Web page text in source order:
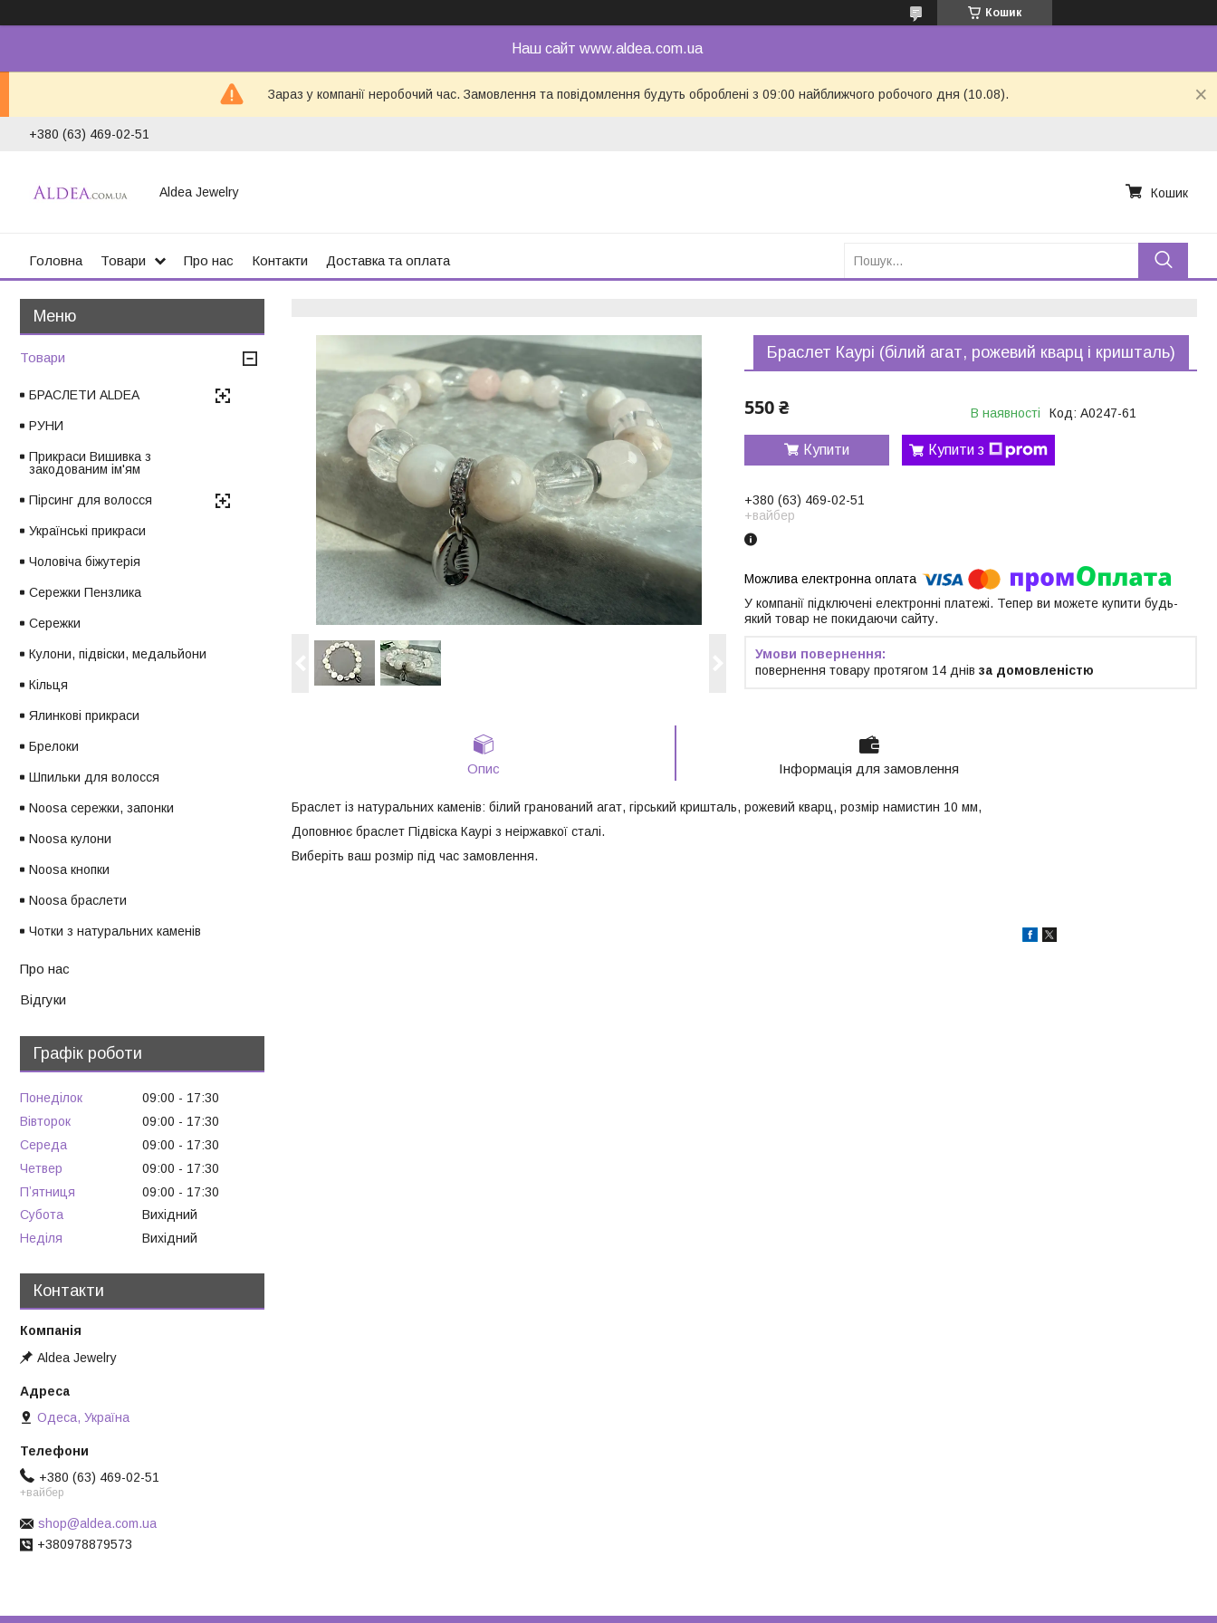
Кошик
Наш сайт www.aldea.com.ua
Зараз у компанії неробочий час. Замовлення та повідомлення будуть оброблені з 09:00 найближчого робочого дня (10.08).
+380 (63) 469-02-51
Aldea Jewelry Кошик
Головна Товари Про нас Контакти Доставка та оплата
Браслет Каурі (білий агат, рожевий кварц і кришталь)
550 ₴ В наявності Код: A0247-61
Купити Купити з
+380 (63) 469-02-51
+вайбер
У компанії підключені електронні платежі. Тепер ви можете купити будь-
який товар не покидаючи сайту.
повернення товару протягом 14 днів за домовленістю
Опис Інформація для замовлення
Браслет із натуральних каменів: білий гранований агат, гірський кришталь, рожевий кварц, розмір намистин 10 мм,
Доповнює браслет Підвіска Каурі з неіржавкої сталі.
Виберіть ваш розмір під час замовлення.
Товари
БРАСЛЕТИ ALDEA
РУНИ
Прикраси Вишивка з
закодованим ім'ям
Пірсинг для волосся
Українські прикраси
Чоловіча біжутерія
Сережки Пензлика
Сережки
Кулони, підвіски, медальйони
Кільця
Ялинкові прикраси
Брелоки
Шпильки для волосся
Noosa сережки, запонки
Noosa кулони
Noosa кнопки
Noosa браслети
Чотки з натуральних каменів
Про нас
Відгуки
Графік роботи
Понеділок 09:00
17:30
Вівторок
09:00
17:30
Середа
09:00
17:30
Четвер
09:00
17:30
Пʼятниця
09:00
17:30
Субота
Вихідний
Неділя
Вихідний
Контакти
Aldea Jewelry
Одеса, Україна
+380 (63) 469-02-51
+вайбер
shop@aldea.com.ua
+380978879573